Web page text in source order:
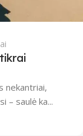
nekantriai,
– saulė ka...